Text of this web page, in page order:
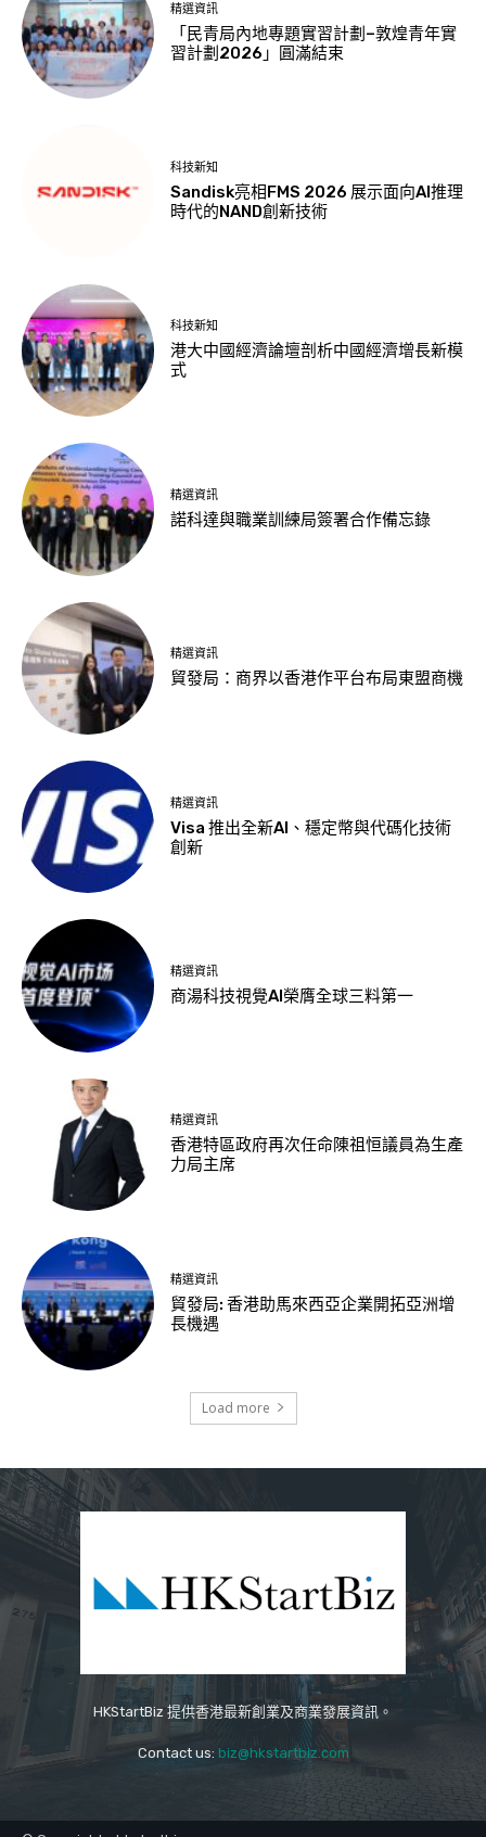
精選資訊
「民青局內地專題實習計劃–敦煌青年實
習計劃2026」圓滿結束
科技新知
Sandisk亮相FMS 2026 展示面向AI推理
時代的NAND創新技術
科技新知
港大中國經濟論壇剖析中國經濟增長新模
式
精選資訊
諾科達與職業訓練局簽署合作備忘錄
精選資訊
貿發局：商界以香港作平台布局東盟商機
精選資訊
Visa 推出全新AI、穩定幣與代碼化技術
創新
精選資訊
商湯科技視覺AI榮膺全球三料第一
精選資訊
香港特區政府再次任命陳祖恒議員為生產
力局主席
精選資訊
貿發局: 香港助馬來西亞企業開拓亞洲增
長機遇
Load more
HKStartBiz 提供香港最新創業及商業發展資訊。
Contact us: biz@hkstartbiz.com